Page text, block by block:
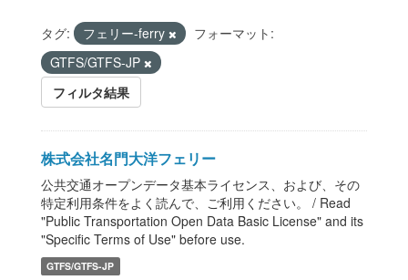
タグ: フェリー-ferry
フォーマット:
GTFS/GTFS-JP
フィルタ結果
株式会社名門大洋フェリー
公共交通オープンデータ基本ライセンス、および、その
特定利用条件をよく読んで、ご利用ください。 / Read
"Public Transportation Open Data Basic License" and its
"Specific Terms of Use" before use.
GTFS/GTFS-JP